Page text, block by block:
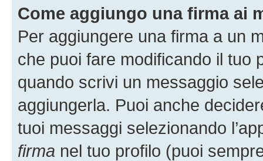
Come aggiungo una firma ai
Per aggiungere una firma a un
che puoi fare modificando il tuo
quando scrivi un messaggio
aggiungerla. Puoi anche
tuoi messaggi selezionando
firma nel tuo profilo (puoi